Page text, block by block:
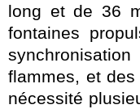
long et de 36
fontaines
flammes, et
nécessité